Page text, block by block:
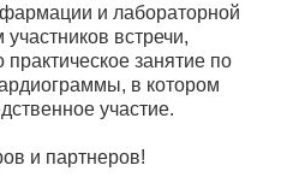
и лабораторной
встречи,
занятие по
в котором
участие.
и партнеров!